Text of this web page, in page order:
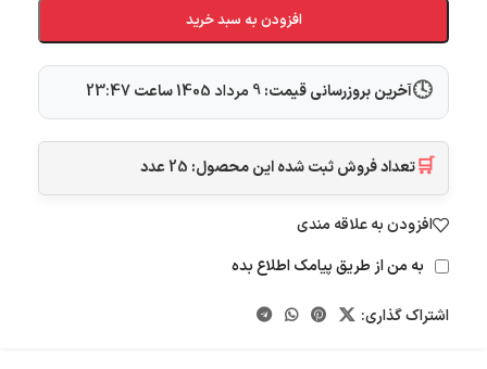
افزودن به سبد خرید
🕓آخرین بروزرسانی قیمت:9 مرداد 1405 ساعت23:47
🛒تعداد فروش ثبت شده این محصول: 25 عدد
افزودن به علاقه مندی
به من از طریق پیامک اطلاع بده
اشتراک گذاری: